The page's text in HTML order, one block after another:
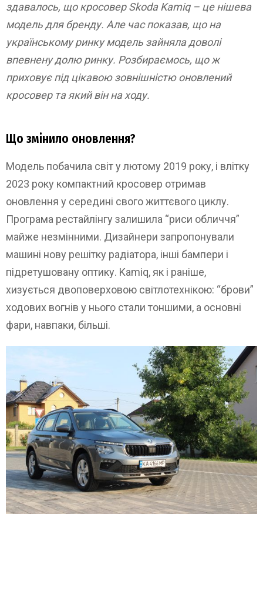
здавалось, що кросовер Skoda Kamiq – це нішева
модель для бренду. Але час показав, що на
українському ринку модель зайняла доволі
впевнену долю ринку. Розбираємось, що ж
приховує під цікавою зовнішністю оновлений
кросовер та який він на ходу.
Що змінило оновлення?
Модель побачила світ у лютому 2019 року, і влітку
2023 року компактний кросовер отримав
оновлення у середині свого життєвого циклу.
Програма рестайлінгу залишила “риси обличчя”
майже незмінними. Дизайнери запропонували
машині нову решітку радіатора, інші бампери і
підретушовану оптику. Kamiq, як і раніше,
хизується двоповерховою світлотехнікою: “брови”
ходових вогнів у нього стали тоншими, а основні
фари, навпаки, більші.